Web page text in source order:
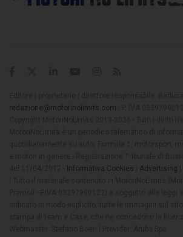
redazione@motorinolimits.com
Informativa Cookies Advertising